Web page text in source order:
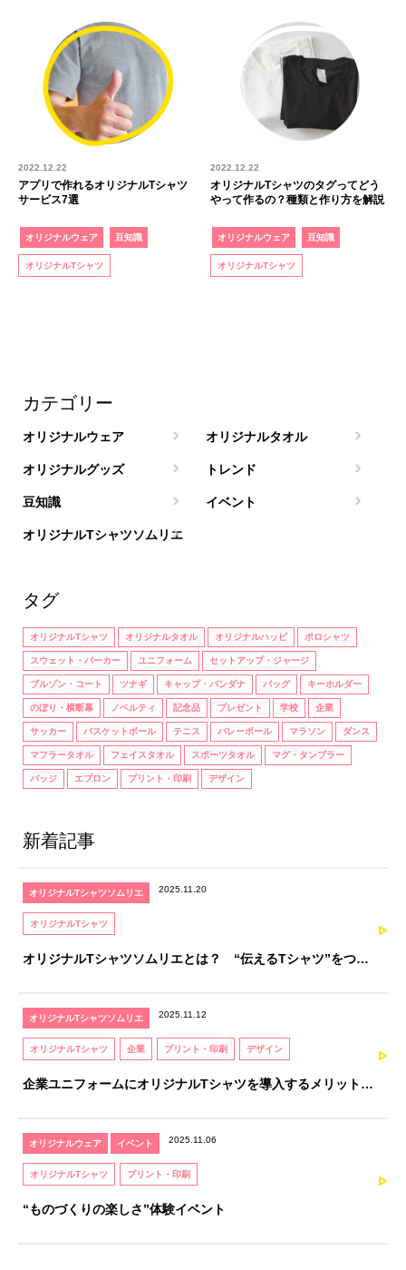
2022.12.22
アプリで作れるオリジナルTシャツ
サービス7選
オリジナルウェア 豆知識
オリジナルTシャツ
2022.12.22
オリジナルTシャツのタグってどう
やって作るの？種類と作り方を解説
オリジナルウェア 豆知識
オリジナルTシャツ
カテゴリー
オリジナルウェア オリジナルタオル
オリジナルグッズ トレンド
豆知識 イベント
オリジナルTシャツソムリエ
タグ
オリジナルTシャツ オリジナルタオル オリジナルハッピ ポロシャツ
スウェット・パーカー ユニフォーム セットアップ・ジャージ
ブルゾン・コート ツナギ キャップ・バンダナ バッグ キーホルダー
のぼり・横断幕 ノベルティ 記念品 プレゼント 学校 企業
サッカー バスケットボール テニス バレーボール マラソン ダンス
マフラータオル フェイスタオル スポーツタオル マグ・タンブラー
バッジ エプロン プリント・印刷 デザイン
新着記事
オリジナルTシャツソムリエ 2025.11.20
オリジナルTシャツ
オリジナルTシャツソムリエとは？ “伝えるTシャツ”をつく
オリジナルTシャツソムリエ 2025.11.12
オリジナルTシャツ 企業 プリント・印刷 デザイン
企業ユニフォームにオリジナルTシャツを導入するメリットと
オリジナルウェア イベント 2025.11.06
オリジナルTシャツ プリント・印刷
“ものづくりの楽しさ”体験イベント